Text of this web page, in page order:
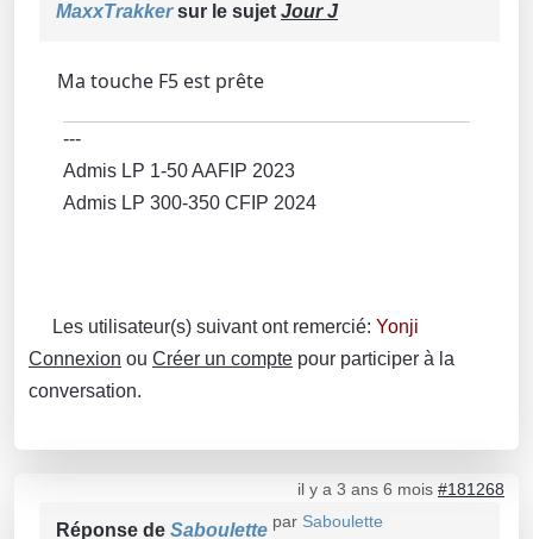
MaxxTrakkersur le sujet Jour J
Ma touche F5 est prête
---
Admis LP 1-50 AAFIP 2023
Admis LP 300-350 CFIP 2024
Les utilisateur(s) suivant ont remercié: Yonji
Connexion ou Créer un compte pour participer à la
conversation.
il y a 3 ans 6 mois #181268
par Saboulette
Réponse de Saboulette